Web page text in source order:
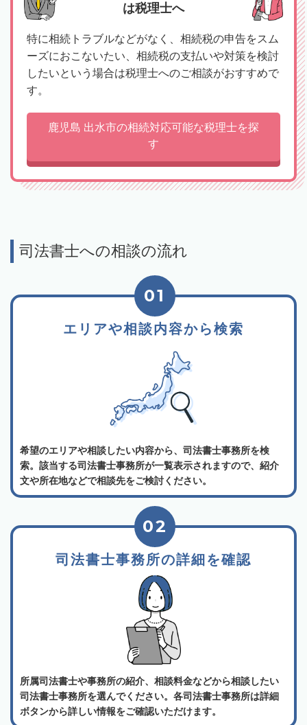
は税理士へ
特に相続トラブルなどがなく、相続税の申告をスム
ーズにおこないたい、相続税の支払いや対策を検討
したいという場合は税理士へのご相談がおすすめで
す。
鹿児島 出水市の相続対応可能な税理士を探
す
司法書士への相談の流れ
エリアや相談内容から検索
01
希望のエリアや相談したい内容から、司法書士事務所を検
索。該当する司法書士事務所が一覧表示されますので、紹介
文や所在地などで相談先をご検討ください。
司法書士事務所の詳細を確認
02
所属司法書士や事務所の紹介、相談料金などから相談したい
司法書士事務所を選んでください。各司法書士事務所は詳細
ボタンから詳しい情報をご確認いただけます。